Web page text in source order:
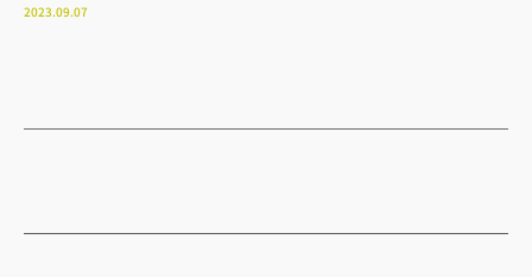
2023.09.07